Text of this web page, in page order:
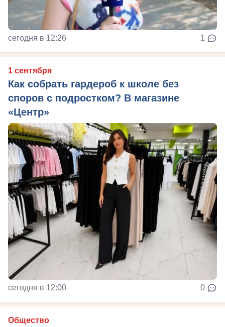
сегодня в 12:26 1
1 сентября
Как собрать гардероб к школе без
споров с подростком? В магазине
«Центр»
сегодня в 12:00 0
Общество